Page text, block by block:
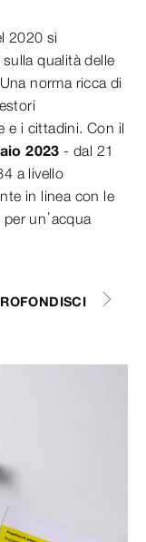
2020 si
qualità delle
norma ricca di
e i cittadini. Con il
2023 - dal 21
a livello
in linea con le
un’acqua